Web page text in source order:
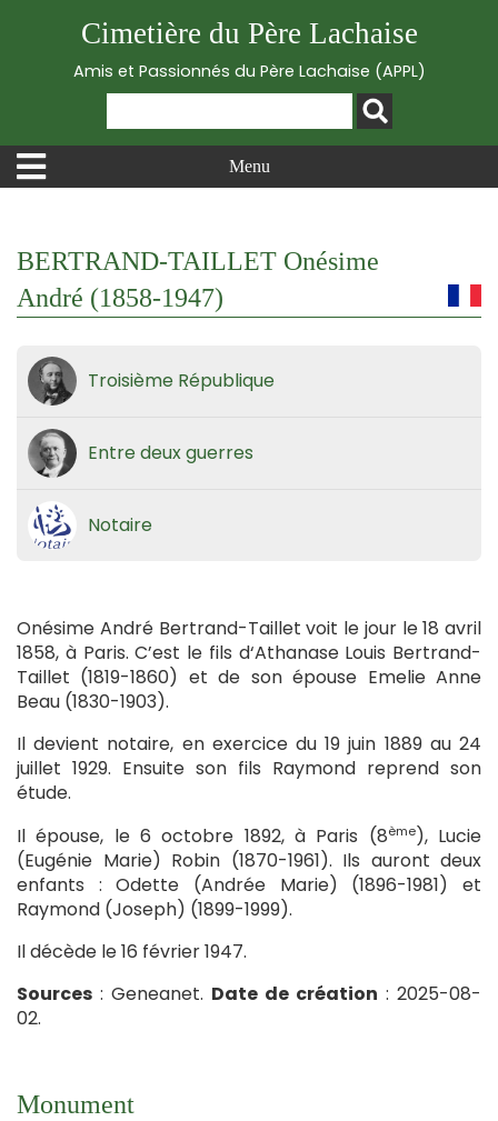
Cimetière du Père Lachaise
Amis et Passionnés du Père Lachaise (APPL)
Menu
BERTRAND-TAILLET Onésime
André (1858-1947)
Troisième République
Entre deux guerres
Notaire
Onésime André Bertrand-Taillet voit le jour le 18 avril
1858, à Paris. C’est le fils d‘Athanase Louis Bertrand-
Taillet (1819-1860) et de son épouse Emelie Anne
Beau (1830-1903).
Il devient notaire, en exercice du 19 juin 1889 au 24
juillet 1929. Ensuite son fils Raymond reprend son
étude.
Il épouse, le 6 octobre 1892, à Paris (8ème), Lucie
(Eugénie Marie) Robin (1870-1961). Ils auront deux
enfants : Odette (Andrée Marie) (1896-1981) et
Raymond (Joseph) (1899-1999).
Il décède le 16 février 1947.
Sources : Geneanet. Date de création : 2025-08-
02.
Monument